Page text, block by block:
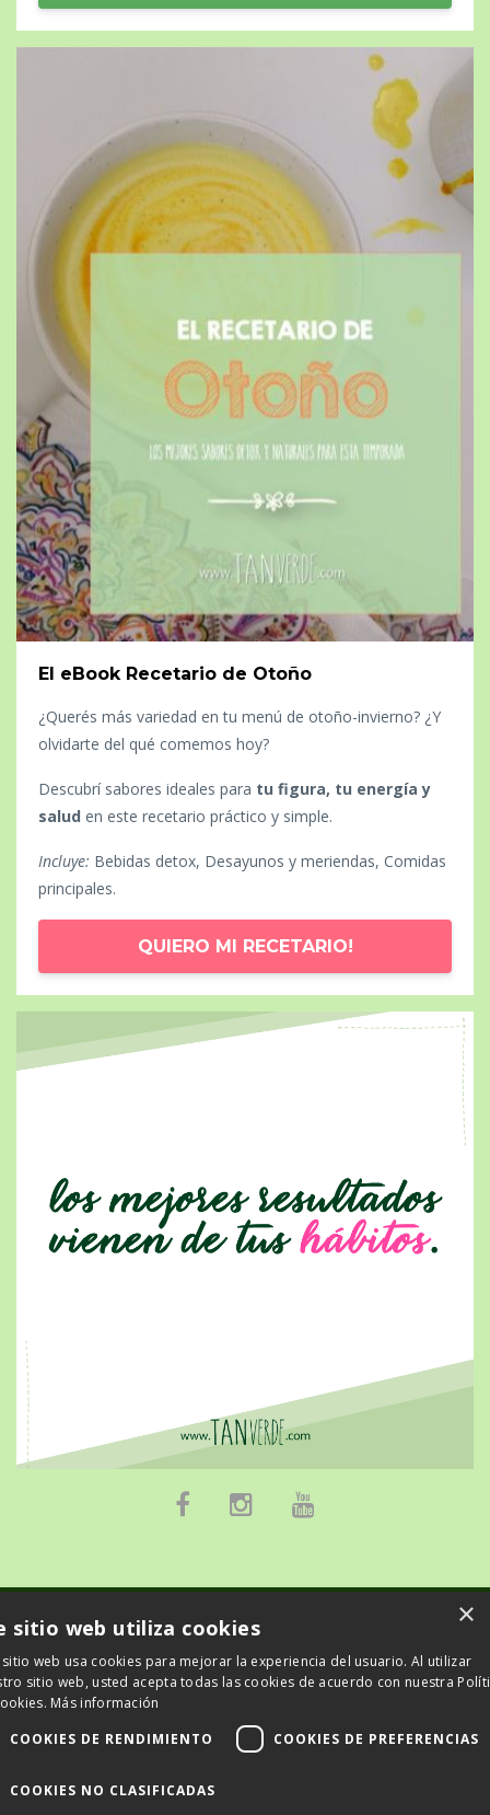
El eBook Recetario de Otoño
¿Querés más variedad en tu menú de otoño-invierno? ¿Y
olvidarte del qué comemos hoy?
Descubrí sabores ideales para tu figura, tu energía y
salud en este recetario práctico y simple.
Incluye: Bebidas detox, Desayunos y meriendas, Comidas
principales.
QUIERO MI RECETARIO!
© 2026 TanVerde
Powered by Kajabi
Terms
×
sitio web utiliza cookies
sitio web usa cookies para mejorar la experiencia del usuario. Al utilizar
sitio web, usted acepta todas las cookies de acuerdo con nuestra
Más información
COOKIES DE RENDIMIENTO
COOKIES DE PREFERENCIAS
COOKIES NO CLASIFICADAS